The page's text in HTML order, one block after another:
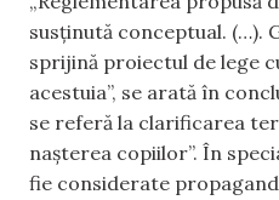
susținută conceptual. (…).
sprijină proiectul de lege
acestuia”, se arată în
se referă la clarificarea
nașterea copiilor”. În
fie considerate